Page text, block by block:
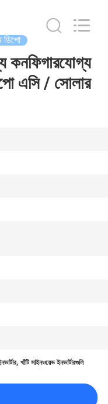
ডিপো
কনফিগারযোগ্য
এসি / সোলার
,খাঁটি সাইনওয়েভ ইনভার্টারগুলি